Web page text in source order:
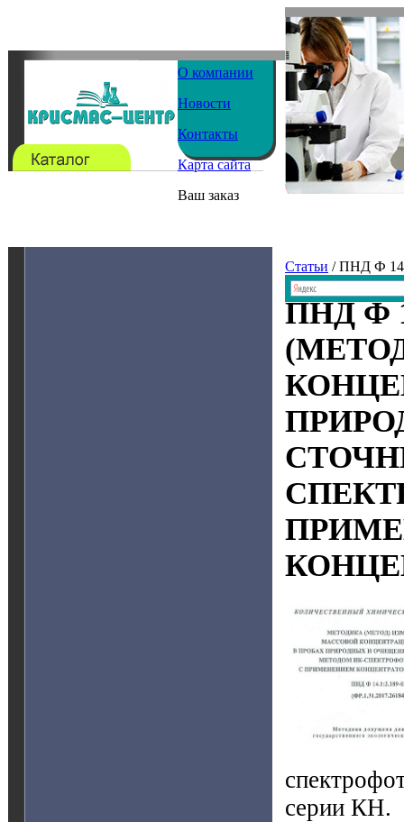
О компании
Новости
Контакты
Карта сайта
Ваш заказ
Статьи / ПНД Ф
ПНД Ф
серии КН.